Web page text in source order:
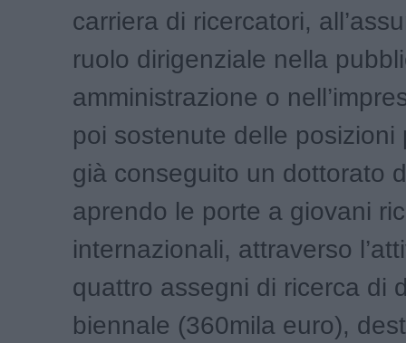
carriera di ricercatori,
ruolo dirigenziale nella
amministrazione o
poi sostenute delle posizioni
già conseguito un dottorato
aprendo le porte a giovani
internazionali, attraverso
quattro assegni di ricerca di
biennale (360mila euro),